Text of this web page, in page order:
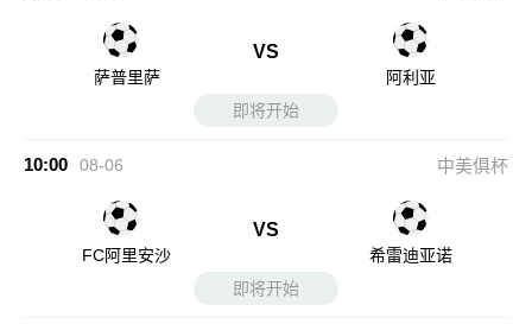
萨普里萨
VS
阿利亚
即将开始
10:00 08-06 中美俱杯
FC阿里安沙
VS
希雷迪亚诺
即将开始